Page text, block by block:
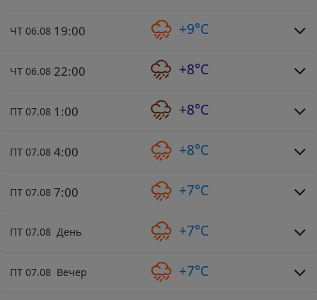
ЧТ 06.08 19:00 +9°C
ЧТ 06.08 22:00 +8°C
ПТ 07.08 1:00 +8°C
ПТ 07.08 4:00 +8°C
ПТ 07.08 7:00 +7°C
ПТ 07.08 День +7°C
ПТ 07.08 Вечер +7°C